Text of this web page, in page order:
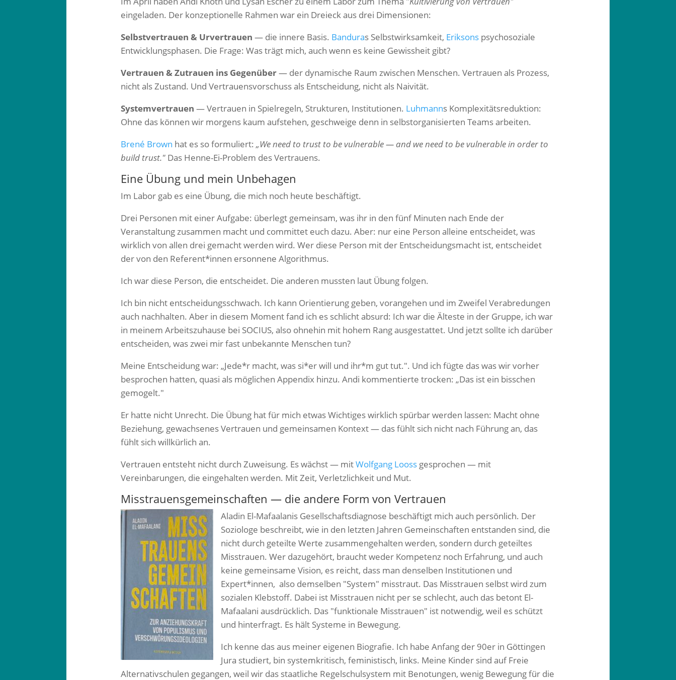
eingeladen. Der konzeptionelle Rahmen war ein Dreieck aus drei Dimensionen:
Selbstvertrauen & Urvertrauen — die innere Basis. Banduras Selbstwirksamkeit, Eriksons psychosoziale
Entwicklungsphasen. Die Frage: Was trägt mich, auch wenn es keine Gewissheit gibt?
Vertrauen & Zutrauen ins Gegenüber— der dynamische Raum zwischen Menschen. Vertrauen als Prozess,
nicht als Zustand. Und Vertrauensvorschuss als Entscheidung, nicht als Naivität.
Systemvertrauen — Vertrauen in Spielregeln, Strukturen, Institutionen. Luhmanns Komplexitätsreduktion:
Ohne das können wir morgens kaum aufstehen, geschweige denn in selbstorganisierten Teams arbeiten.
Brené Brown hat es so formuliert: „We need to trust to be vulnerable — and we need to be vulnerable in order to
build trust." Das Henne-Ei-Problem des Vertrauens.
Eine Übung und mein Unbehagen
Im Labor gab es eine Übung, die mich noch heute beschäftigt.
Drei Personen mit einer Aufgabe: überlegt gemeinsam, was ihr in den fünf Minuten nach Ende der
Veranstaltung zusammen macht und committet euch dazu. Aber: nur eine Person alleine entscheidet, was
wirklich von allen drei gemacht werden wird. Wer diese Person mit der Entscheidungsmacht ist, entscheidet
der von den Referent*innen ersonnene Algorithmus.
Ich war diese Person, die entscheidet. Die anderen mussten laut Übung folgen.
Ich bin nicht entscheidungsschwach. Ich kann Orientierung geben, vorangehen und im Zweifel Verabredungen
auch nachhalten. Aber in diesem Moment fand ich es schlicht absurd: Ich war die Älteste in der Gruppe, ich war
in meinem Arbeitszuhause bei SOCIUS, also ohnehin mit hohem Rang ausgestattet. Und jetzt sollte ich darüber
entscheiden, was zwei mir fast unbekannte Menschen tun?
Meine Entscheidung war: „Jede*r macht, was si*er will und ihr*m gut tut.". Und ich fügte das was wir vorher
besprochen hatten, quasi als möglichen Appendix hinzu. Andi kommentierte trocken: „Das ist ein bisschen
gemogelt."
Er hatte nicht Unrecht. Die Übung hat für mich etwas Wichtiges wirklich spürbar werden lassen: Macht ohne
Beziehung, gewachsenes Vertrauen und gemeinsamen Kontext — das fühlt sich nicht nach Führung an, das
fühlt sich willkürlich an.
Vertrauen entsteht nicht durch Zuweisung. Es wächst — mitWolfgang Looss gesprochen — mit
Vereinbarungen, die eingehalten werden. Mit Zeit, Verletzlichkeit und Mut.
Misstrauensgemeinschaften — die andere Form von Vertrauen
Aladin El-Mafaalanis Gesellschaftsdiagnose beschäftigt mich auch persönlich. Der
Soziologe beschreibt, wie in den letzten Jahren Gemeinschaften entstanden sind, die
nicht durch geteilte Werte zusammengehalten werden, sondern durch geteiltes
Misstrauen. Wer dazugehört, braucht weder Kompetenz noch Erfahrung, und auch
keine gemeinsame Vision, es reicht, dass man denselben Institutionen und
Expert*innen, also demselben "System" misstraut. Das Misstrauen selbst wird zum
sozialen Klebstoff. Dabei ist Misstrauen nicht per se schlecht, auch das betont El-
Mafaalani ausdrücklich. Das "funktionale Misstrauen" ist notwendig, weil es schützt
und hinterfragt. Es hält Systeme in Bewegung.
Ich kenne das aus meiner eigenen Biografie. Ich habe Anfang der 90er in Göttingen
Jura studiert, bin systemkritisch, feministisch, links. Meine Kinder sind auf Freie
Alternativschulen gegangen, weil wir das staatliche Regelschulsystem mit Benotungen, wenig Bewegung für die